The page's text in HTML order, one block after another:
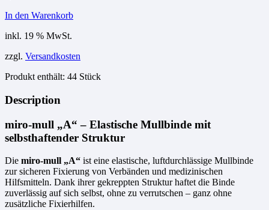
In den Warenkorb
inkl. 19 % MwSt.
zzgl. Versandkosten
Produkt enthält: 44 Stück
Description
miro-mull „A“ – Elastische Mullbinde mit
selbsthaftender Struktur
Die miro-mull „A“ ist eine elastische, luftdurchlässige Mullbinde
zur sicheren Fixierung von Verbänden und medizinischen
Hilfsmitteln. Dank ihrer gekreppten Struktur haftet die Binde
zuverlässig auf sich selbst, ohne zu verrutschen – ganz ohne
zusätzliche Fixierhilfen.